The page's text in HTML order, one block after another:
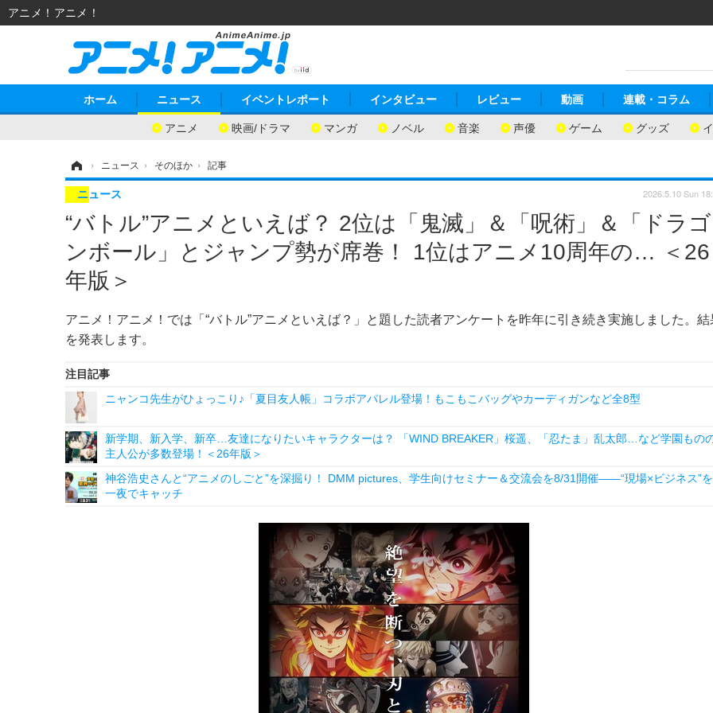
ホーム ニュース
アニメ 映画/ドラマ マンガ ノベル 音楽 声優 ゲーム グッズ
イベントレポート インタビュー レビュー 動画 連載・コラム
› ニュース › そのほか › 記事
“バトル”アニメといえば？ 2位は「鬼滅」＆「呪術」＆「ドラゴ
ンボール」とジャンプ勢が席巻！ 1位はアニメ10周年の… ＜26
年版＞
アニメ！アニメ！では「“バトル”アニメといえば？」と題した読者アンケートを昨年に引き続き実施しました。結
を発表します。
ニュース 2026.5.10 Sun
注目記事
ニャンコ先生がひょっこり♪「夏目友人帳」コラボアパレル登場！もこもこバッグやカーディガンなど全8型
新学期、新入学、新卒…友達になりたいキャラクターは？ 「WIND BREAKER」桜遥、「忍たま」乱太郎…など学園もの
主人公が多数登場！＜26年版＞
神谷浩史さんと“アニメのしごと”を深掘り！ DMM pictures、学生向けセミナー＆交流会を8/31開催――“現場×ビジネス”を
一夜でキャッチ
アニメ！アニメ！